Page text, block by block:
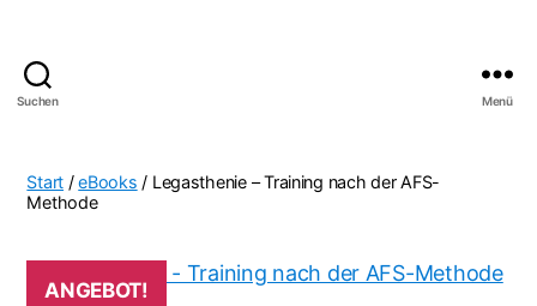
Suchen
Download
die
Menü
Start /eBooks / Legasthenie – Training nach der AFS-
Methode
ANGEBOT!